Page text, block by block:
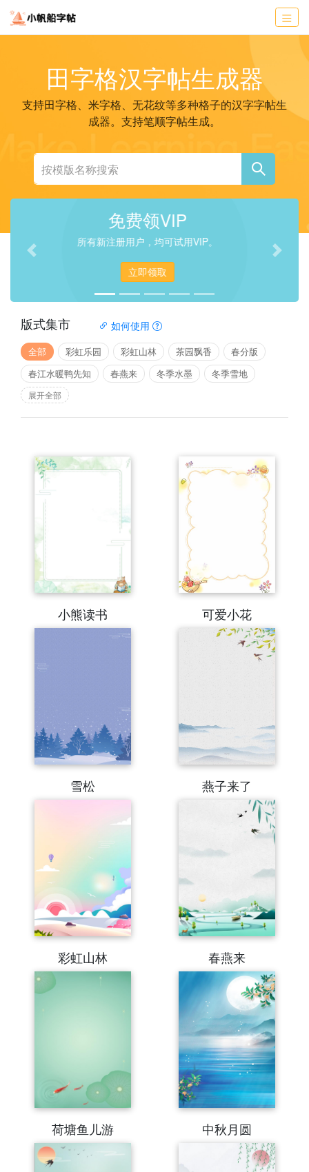
田字格汉字帖生成器
支持田字格、米字格、无花纹等多种格子的汉字字帖生
成器。支持笔顺字帖生成。
VIP用户计划
普通VIP、高级VIP和超级VIP
立即升级
Previous Next
版式集市 如何使用
全部 彩虹乐园 彩虹山林 茶园飘香
春分版
春江水暖鸭先知
春燕来 冬季水墨 冬季雪地
展开全部
小熊读书 可爱小花
雪松 燕子来了
彩虹山林 春燕来
荷塘鱼儿游 中秋月圆